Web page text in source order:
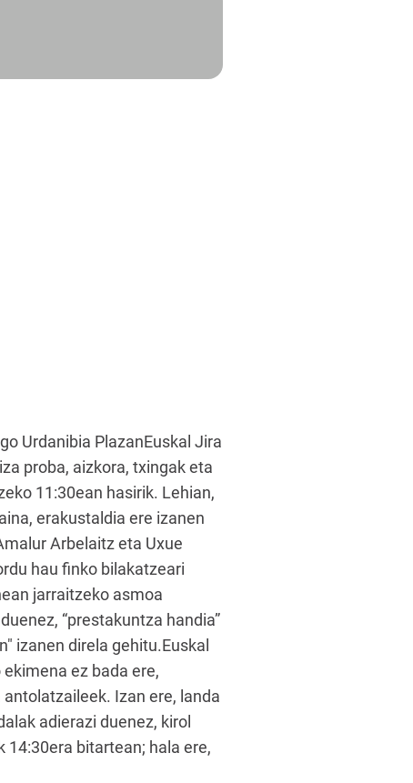
Urdanibia PlazanEuskal Jira
proba, aizkora, txingak eta
11:30ean hasirik. Lehian,
erakustaldia ere izanen
Arbelaitz eta Uxue
hau finko bilakatzeari
jarraitzeko asmoa
“prestakuntza handia”
izanen direla gehitu.Euskal
ez bada ere,
Izan ere, landa
adierazi duenez, kirol
bitartean; hala ere,